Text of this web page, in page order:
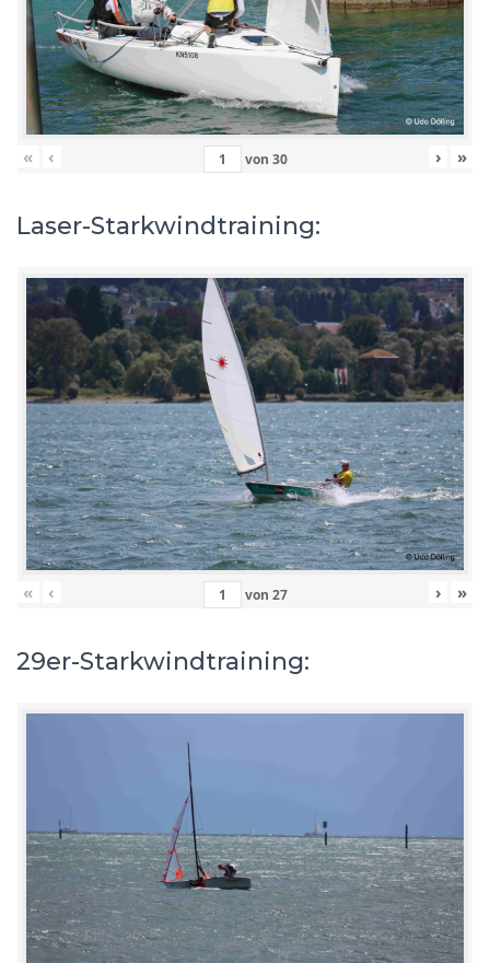
« ‹ von 30 › »
Laser-Starkwindtraining:
« ‹ von 27 › »
29er-Starkwindtraining: